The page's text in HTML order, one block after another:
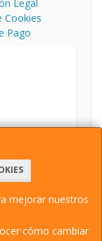
mejorar nuestros
cómo cambiar
Legal
Cookies
Pago
a 19:30